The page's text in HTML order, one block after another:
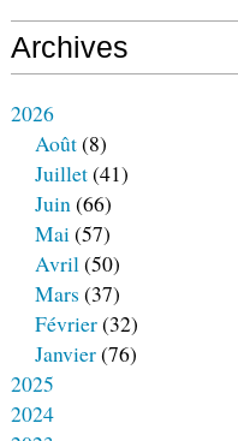
Archives
2026
Août(8)
Juillet(41)
Juin(66)
Mai(57)
Avril(50)
Mars (37)
Février(32)
Janvier(76)
2025
2024